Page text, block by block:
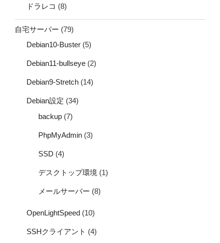
ドラレコ (8)
自宅サーバー (79)
Debian10-Buster (5)
Debian11-bullseye (2)
Debian9-Stretch (14)
Debian設定 (34)
backup (7)
PhpMyAdmin (3)
SSD (4)
デスクトップ環境 (1)
メールサーバー (8)
OpenLightSpeed (10)
SSHクライアント (4)